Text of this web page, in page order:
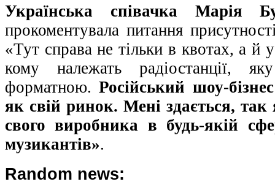
Українська співачка Марія
прокоментувала питання
«Тут справа не тільки в квотах, а й у
кому належать радіостанції,
форматною.Російський шоу-
як свій ринок. Мені здається,
свого виробника в будь-якій
музикантів».
Random news: